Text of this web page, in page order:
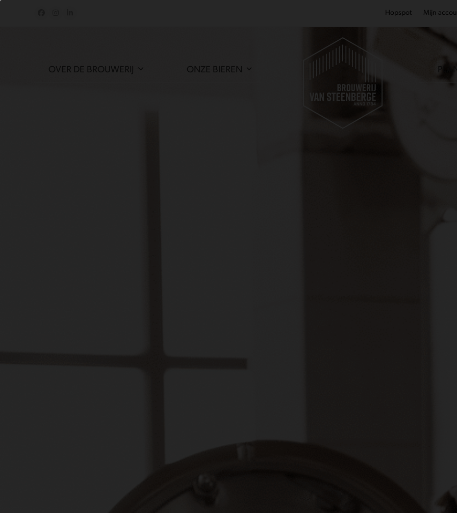
Hopspot Mijn
OVER DE BROUWERIJ ONZE BIEREN